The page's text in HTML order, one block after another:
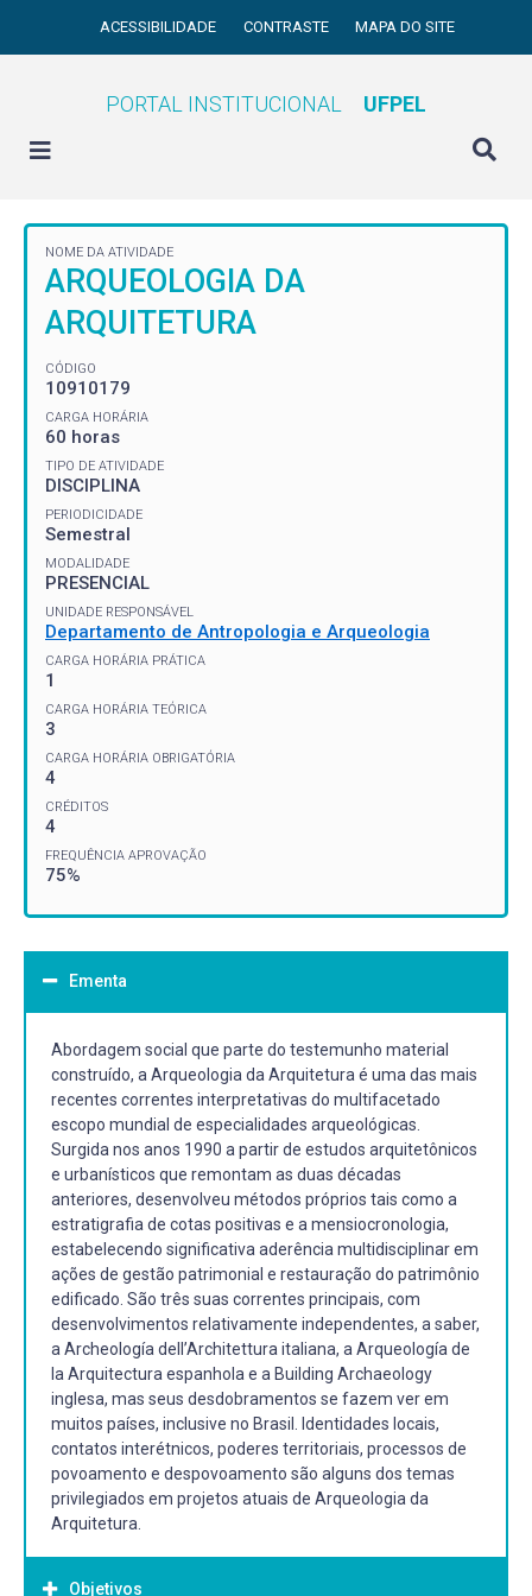
ACESSIBILIDADE CONTRASTE MAPA DO SITE
PORTAL INSTITUCIONAL UFPEL
NOME DA ATIVIDADE
ARQUEOLOGIA DA
ARQUITETURA
CÓDIGO
10910179
CARGA HORÁRIA
60 horas
TIPO DE ATIVIDADE
DISCIPLINA
PERIODICIDADE
Semestral
MODALIDADE
PRESENCIAL
UNIDADE RESPONSÁVEL
Departamento de Antropologia e Arqueologia
CARGA HORÁRIA PRÁTICA
1
CARGA HORÁRIA TEÓRICA
3
CARGA HORÁRIA OBRIGATÓRIA
4
CRÉDITOS
4
FREQUÊNCIA APROVAÇÃO
75%
Ementa
Abordagem social que parte do testemunho material
construído, a Arqueologia da Arquitetura é uma das mais
recentes correntes interpretativas do multifacetado
escopo mundial de especialidades arqueológicas.
Surgida nos anos 1990 a partir de estudos arquitetônicos
e urbanísticos que remontam as duas décadas
anteriores, desenvolveu métodos próprios tais como a
estratigrafia de cotas positivas e a mensiocronologia,
estabelecendo significativa aderência multidisciplinar em
ações de gestão patrimonial e restauração do patrimônio
edificado. São três suas correntes principais, com
desenvolvimentos relativamente independentes, a saber,
a Archeología dell’Architettura italiana, a Arqueología de
la Arquitectura espanhola e a Building Archaeology
inglesa, mas seus desdobramentos se fazem ver em
muitos países, inclusive no Brasil. Identidades locais,
contatos interétnicos, poderes territoriais, processos de
povoamento e despovoamento são alguns dos temas
privilegiados em projetos atuais de Arqueologia da
Arquitetura.
Objetivos